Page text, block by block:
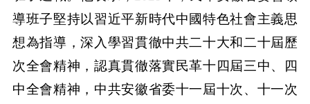
導班子堅持以習近平新時代中國特色社會主義思
想為指導，深入學習貫徹中共二十大和二十屆歷
次全會精神，認真貫徹落實民革十四屆三中、四
中全會精神，中共安徽省委十一屆十次、十一次